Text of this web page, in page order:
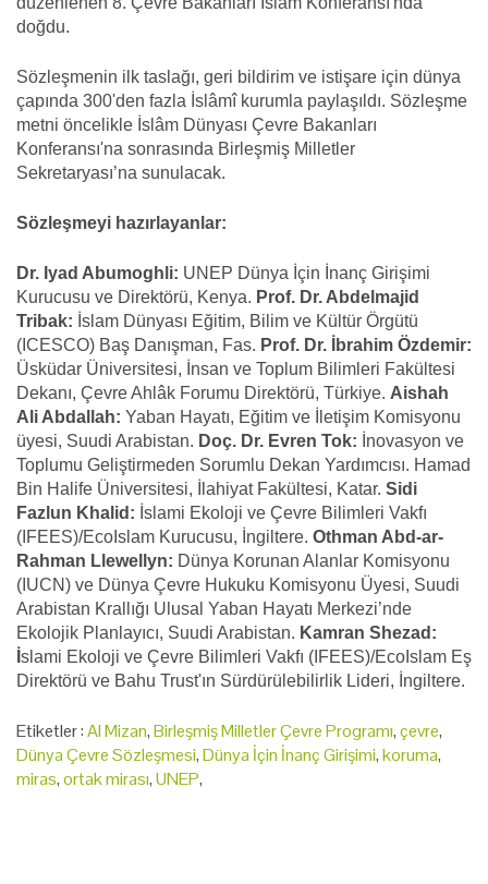
doğdu.
Sözleşmenin ilk taslağı, geri bildirim ve istişare için dünya
çapında 300'den fazla İslâmî kurumla paylaşıldı. Sözleşme
metni öncelikle İslâm Dünyası Çevre Bakanları
Konferansı'na sonrasında Birleşmiş Milletler
Sekretaryası’na sunulacak.
Sözleşmeyi hazırlayanlar:
Dr. Iyad Abumoghli: UNEP Dünya İçin İnanç Girişimi
Kurucusu ve Direktörü, Kenya. Prof. Dr. Abdelmajid
Tribak: İslam Dünyası Eğitim, Bilim ve Kültür Örgütü
(ICESCO) Baş Danışman, Fas. Prof. Dr. İbrahim Özdemir:
Üsküdar Üniversitesi, İnsan ve Toplum Bilimleri Fakültesi
Dekanı, Çevre Ahlâk Forumu Direktörü, Türkiye. Aishah
Ali Abdallah: Yaban Hayatı, Eğitim ve İletişim Komisyonu
üyesi, Suudi Arabistan. Doç. Dr. Evren Tok: İnovasyon ve
Toplumu Geliştirmeden Sorumlu Dekan Yardımcısı. Hamad
Bin Halife Üniversitesi, İlahiyat Fakültesi, Katar. Sidi
Fazlun Khalid: İslami Ekoloji ve Çevre Bilimleri Vakfı
(IFEES)/EcoIslam Kurucusu, İngiltere. Othman Abd-ar-
Rahman Llewellyn: Dünya Korunan Alanlar Komisyonu
(IUCN) ve Dünya Çevre Hukuku Komisyonu Üyesi, Suudi
Arabistan Krallığı Ulusal Yaban Hayatı Merkezi’nde
Ekolojik Planlayıcı, Suudi Arabistan. Kamran Shezad:
slami Ekoloji ve Çevre Bilimleri Vakfı (IFEES)/EcoIslam Eş
Direktörü ve Bahu Trust'ın Sürdürülebilirlik Lideri, İngiltere.
Etiketler :Al Mizan,Birleşmiş Milletler Çevre Programı,çevre,
Dünya Çevre Sözleşmesi,Dünya İçin İnanç Girişimi,koruma,
miras,ortak mirası,UNEP,